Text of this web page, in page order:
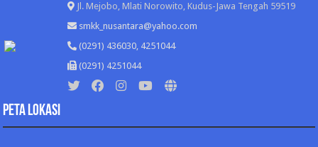
Jl. Mejobo, Mlati Norowito, Kudus-Jawa Tengah 59519
smkk_nusantara@yahoo.com
(0291) 436030, 4251044
(0291) 4251044
Peta Lokasi